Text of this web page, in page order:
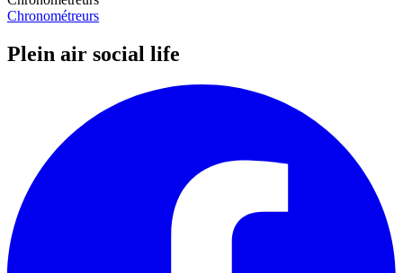
Chronométreurs
Plein air social life